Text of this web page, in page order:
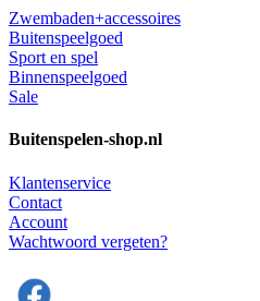
Zwembaden+accessoires
Buitenspeelgoed
Sport en spel
Binnenspeelgoed
Sale
Buitenspelen-shop.nl
Klantenservice
Contact
Account
Wachtwoord vergeten?